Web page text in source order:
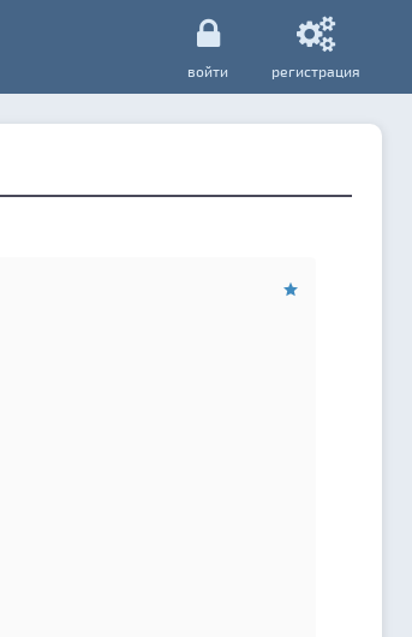
войти регистрация